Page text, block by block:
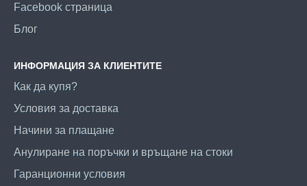
Facebook страница
Блог
ИНФОРМАЦИЯ ЗА КЛИЕНТИТЕ
Как да купя?
Условия за доставка
Начини за плащане
Анулиране на поръчки и връщане на стоки
Гаранционни условия